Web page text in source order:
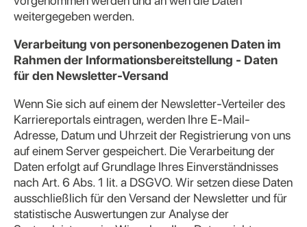
weitergegeben werden.
Verarbeitung von personenbezogenen Daten im
Rahmen der Informationsbereitstellung - Daten
für den Newsletter-Versand
Wenn Sie sich auf einem der Newsletter-Verteiler des
Karriereportals eintragen, werden Ihre E-Mail-
Adresse, Datum und Uhrzeit der Registrierung von uns
auf einem Server gespeichert. Die Verarbeitung der
Daten erfolgt auf Grundlage Ihres Einverständnisses
nach Art. 6 Abs. 1 lit. a DSGVO. Wir setzen diese Daten
ausschließlich für den Versand der Newsletter und für
statistische Auswertungen zur Analyse der